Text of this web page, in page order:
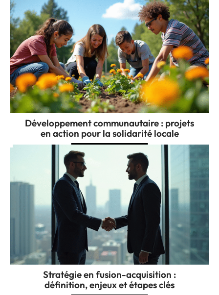
Développement communautaire : projets
en action pour la solidarité locale
Stratégie en fusion-acquisition :
définition, enjeux et étapes clés